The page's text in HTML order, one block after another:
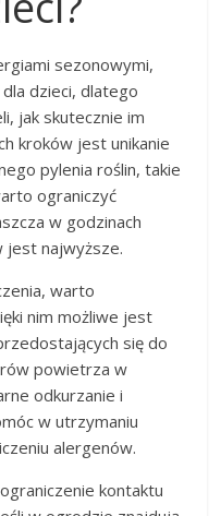
sezonowymi,
dzieci, dlatego
jak skutecznie im
kroków jest unikanie
pylenia roślin, takie
ograniczyć
w godzinach
jest najwyższe.
warto
nim możliwe jest
się do
powietrza w
odkurzanie i
w utrzymaniu
alergenów.
kontaktu